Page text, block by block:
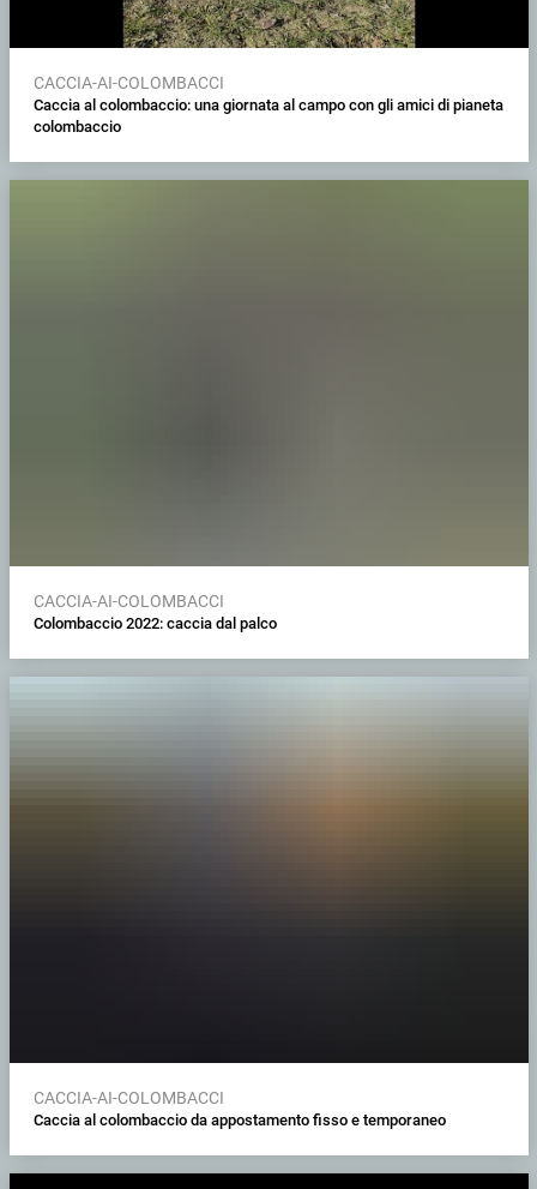
CACCIA-AI-COLOMBACCI
Caccia al colombaccio: una giornata al campo con gli amici di pianeta
colombaccio
CACCIA-AI-COLOMBACCI
Colombaccio 2022: caccia dal palco
CACCIA-AI-COLOMBACCI
Caccia al colombaccio da appostamento fisso e temporaneo